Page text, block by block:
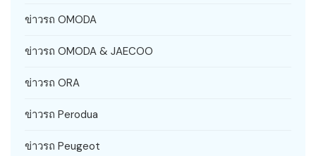
ข่าวรถ OMODA
ข่าวรถ OMODA & JAECOO
ข่าวรถ ORA
ข่าวรถ Perodua
ข่าวรถ Peugeot